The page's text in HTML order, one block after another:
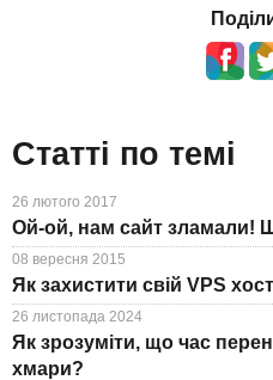
Статті по темі
26 лютого 2017
Ой-ой, нам сайт зламали!
08 вересня 2015
Як захистити свій VPS
26 листопада 2024
Як зрозуміти, що час
хмари?